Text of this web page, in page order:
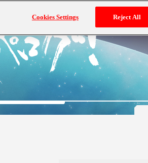
Cookies Settings Reject All